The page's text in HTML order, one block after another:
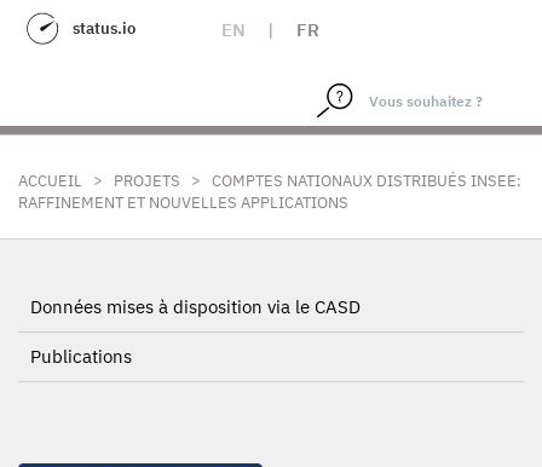
status.io EN | FR
ACCUEIL > PROJETS > COMPTES NATIONAUX DISTRIBUÉS INSEE:
RAFFINEMENT ET NOUVELLES APPLICATIONS
Données mises à disposition via le CASD
Publications